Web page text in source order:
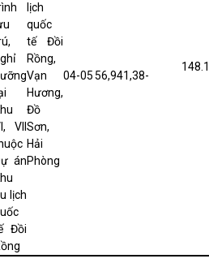
VII
án
lịch
Đồi
lịch
quốc
tế Đồi
Rồng,
Vạn
Hương,
Đồ
Sơn,
Hải
Phòng
04-0556,941,38-